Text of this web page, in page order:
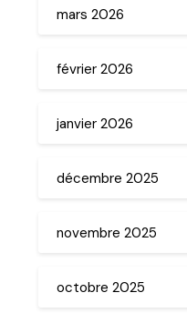
mars 2026
février 2026
janvier 2026
décembre 2025
novembre 2025
octobre 2025